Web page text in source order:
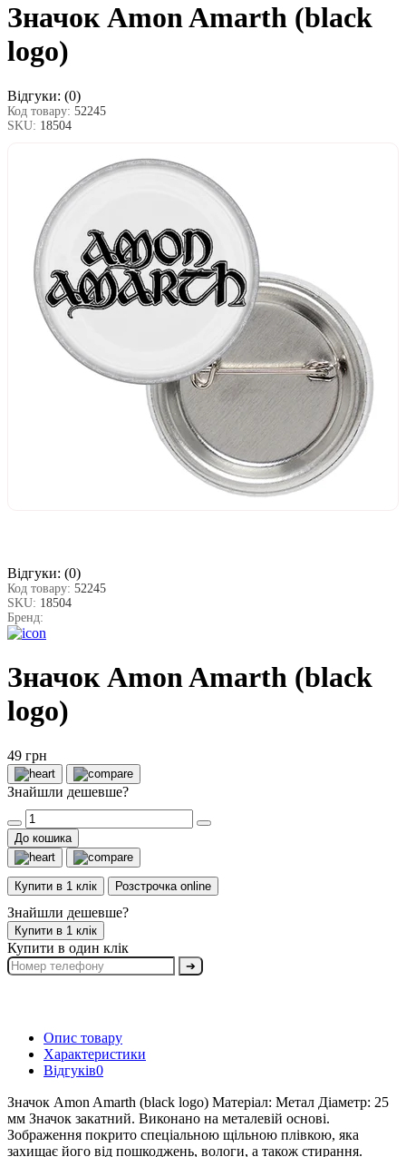
Значок Amon Amarth (black
logo)
Відгуки: (0)
Код товару: 52245
SKU: 18504
Відгуки: (0)
Код товару: 52245
SKU: 18504
Бренд:
Значок Amon Amarth (black
logo)
49 грн
Знайшли дешевше?
До кошика
Купити в 1 клік Розстрочка online
Знайшли дешевше?
Купити в 1 клік
Купити в один клік
➔
Опис товару
Характеристики
Відгуків0
Значок Amon Amarth (black logo) Матеріал: Метал Діаметр: 25
мм Значок закатний. Виконано на металевій основі.
Зображення покрито спеціальною щільною плівкою, яка
захищає його від пошкоджень, вологи, а також стирання.